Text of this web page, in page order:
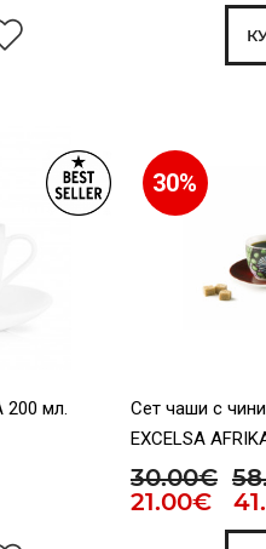
200 мл.
30%
Сет чаши с
EXCELSA
30.00€
21.00€